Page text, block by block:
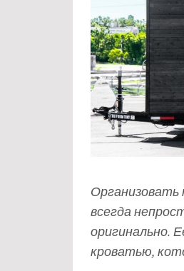
всегда
оригинально.
кроватью,